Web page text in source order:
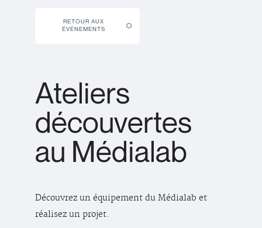
RETOUR AUX
ÉVÉNEMENTS
Ateliers
découvertes
au Médialab
Découvrez un équipement du Médialab et
réalisez un projet.